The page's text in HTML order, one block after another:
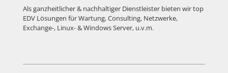
Als ganzheitlicher & nachhaltiger Dienstleister bieten wir top
EDV Lösungen für Wartung, Consulting, Netzwerke,
Exchange-, Linux- & Windows Server, u.v.m.